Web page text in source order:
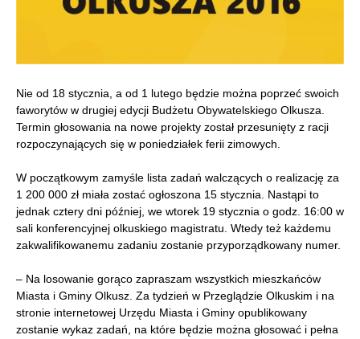
Nie od 18 stycznia, a od 1 lutego będzie można poprzeć swoich
faworytów w drugiej edycji Budżetu Obywatelskiego Olkusza.
Termin głosowania na nowe projekty został przesunięty z racji
rozpoczynających się w poniedziałek ferii zimowych.
W początkowym zamyśle lista zadań walczących o realizację za
1 200 000 zł miała zostać ogłoszona 15 stycznia. Nastąpi to
jednak cztery dni później, we wtorek 19 stycznia o godz. 16:00 w
sali konferencyjnej olkuskiego magistratu. Wtedy też każdemu
zakwalifikowanemu zadaniu zostanie przyporządkowany numer.
– Na losowanie gorąco zapraszam wszystkich mieszkańców
Miasta i Gminy Olkusz. Za tydzień w Przeglądzie Olkuskim i na
stronie internetowej Urzędu Miasta i Gminy opublikowany
zostanie wykaz zadań, na które będzie można głosować i pełna